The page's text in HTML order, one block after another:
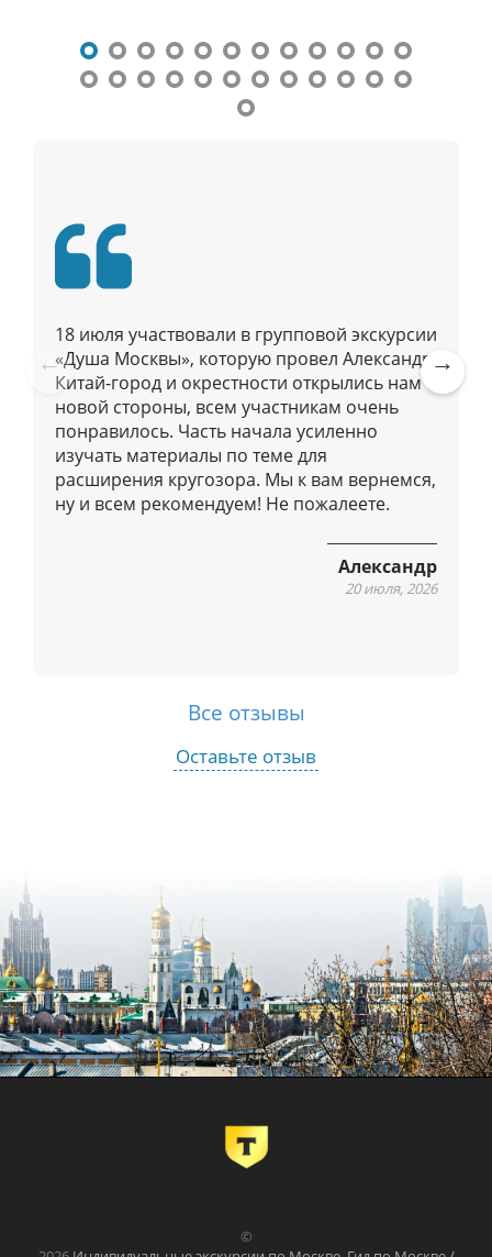
кPre
vio
us
18 июля участвовали в групповой экскурсии
«Душа Москвы», которую провел Александр.
Китай-город и окрестности открылись нам с
новой стороны, всем участникам очень
понравилось. Часть начала усиленно
изучать материалы по теме для
расширения кругозора. Мы к вам вернемся,
ну и всем рекомендуем! Не пожалеете.
Александр
20 июля, 2026
Ne
Все отзывы
Оставьте отзыв
©